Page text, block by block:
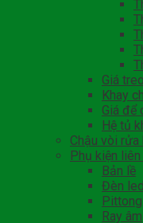
Giá
Khay
Giá để
Hệ tủ
Chậu vòi rửa
Phụ kiện
Bản lề
Đèn led
Pittong
Ray âm